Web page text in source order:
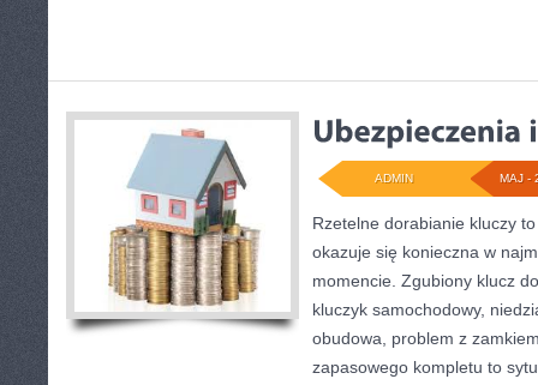
MAJ -
ADMIN
Rzetelne dorabianie kluczy
okazuje się konieczna w
momencie. Zgubiony klucz
kluczyk samochodowy,
obudowa, problem z
zapasowego kompletu to